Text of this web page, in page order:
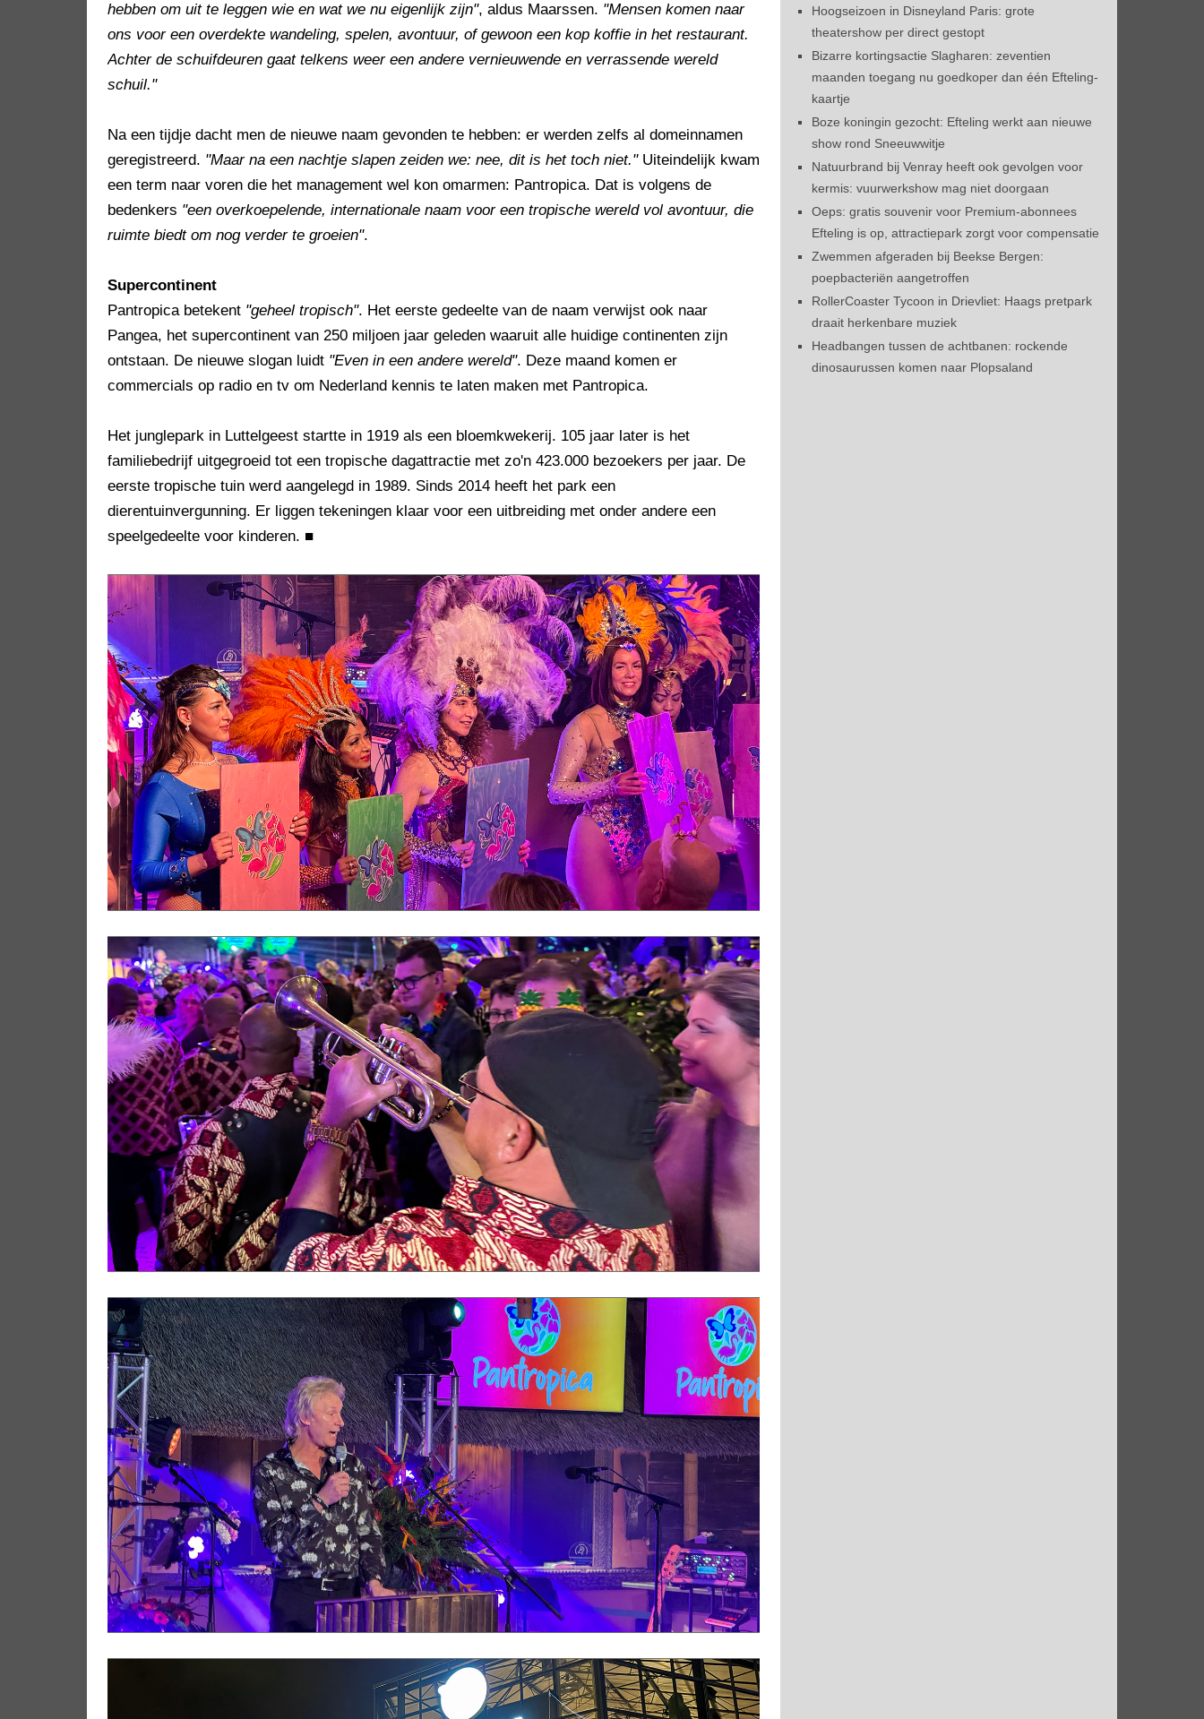
hebben om uit te leggen wie en wat we nu eigenlijk zijn", aldus Maarssen. "Mensen komen naar
ons voor een overdekte wandeling, spelen, avontuur, of gewoon een kop koffie in het restaurant.
Achter de schuifdeuren gaat telkens weer een andere vernieuwende en verrassende wereld
schuil."
Na een tijdje dacht men de nieuwe naam gevonden te hebben: er werden zelfs al domeinnamen
geregistreerd. "Maar na een nachtje slapen zeiden we: nee, dit is het toch niet."Uiteindelijk kwam
een term naar voren die het management wel kon omarmen: Pantropica. Dat is volgens de
bedenkers "een overkoepelende, internationale naam voor een tropische wereld vol avontuur, die
ruimte biedt om nog verder te groeien".
Supercontinent
Pantropica betekent "geheel tropisch". Het eerste gedeelte van de naam verwijst ook naar
Pangea, het supercontinent van 250 miljoen jaar geleden waaruit alle huidige continenten zijn
ontstaan. De nieuwe slogan luidt "Even in een andere wereld". Deze maand komen er
commercials op radio en tv om Nederland kennis te laten maken met Pantropica.
Het junglepark in Luttelgeest startte in 1919 als een bloemkwekerij. 105 jaar later is het
familiebedrijf uitgegroeid tot een tropische dagattractie met zo'n 423.000 bezoekers per jaar. De
eerste tropische tuin werd aangelegd in 1989. Sinds 2014 heeft het park een
dierentuinvergunning. Er liggen tekeningen klaar voor een uitbreiding met onder andere een
speelgedeelte voor kinderen. ■
Hoogseizoen in Disneyland Paris: grote
theatershow per direct gestopt
Bizarre kortingsactie Slagharen: zeventien
maanden toegang nu goedkoper dan één Efteling-
kaartje
Boze koningin gezocht: Efteling werkt aan nieuwe
show rond Sneeuwwitje
Natuurbrand bij Venray heeft ook gevolgen voor
kermis: vuurwerkshow mag niet doorgaan
Oeps: gratis souvenir voor Premium-abonnees
Efteling is op, attractiepark zorgt voor compensatie
Zwemmen afgeraden bij Beekse Bergen:
poepbacteriën aangetroffen
RollerCoaster Tycoon in Drievliet: Haags pretpark
draait herkenbare muziek
Headbangen tussen de achtbanen: rockende
dinosaurussen komen naar Plopsaland